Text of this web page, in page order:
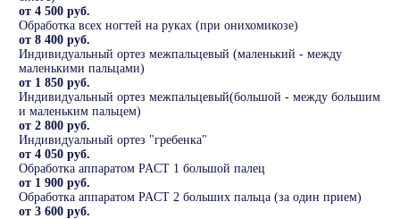
от 4 500 руб.
Обработка всех ногтей на руках (при онихомикозе)
от 8 400 руб.
Индивидуальный ортез межпальцевый (маленький - между
маленькими пальцами)
от 1 850 руб.
Индивидуальный ортез межпальцевый(большой - между большим
и маленьким пальцем)
от 2 800 руб.
Индивидуальный ортез "гребенка"
от 4 050 руб.
Обработка аппаратом PACT 1 большой палец
от 1 900 руб.
Обработка аппаратом PACT 2 больших пальца (за один прием)
от 3 600 руб.